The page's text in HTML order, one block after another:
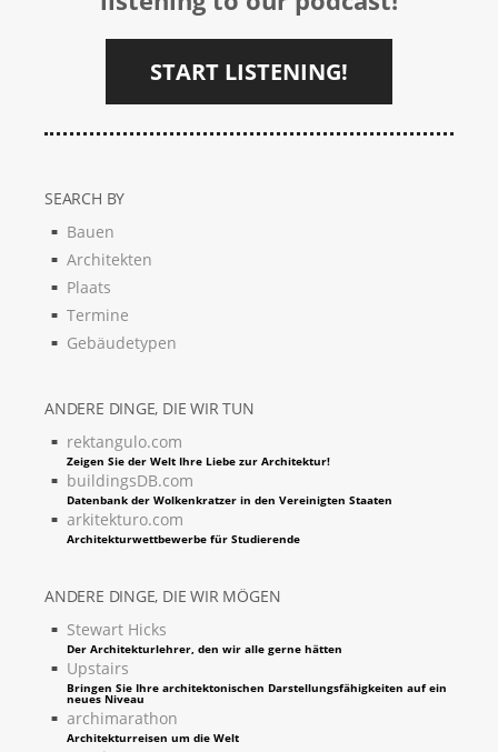
START LISTENING!
SEARCH BY
Bauen
Architekten
Plaats
Termine
Gebäudetypen
ANDERE DINGE, DIE WIR TUN
rektangulo.com
Zeigen Sie der Welt Ihre Liebe zur Architektur!
buildingsDB.com
Datenbank der Wolkenkratzer in den Vereinigten Staaten
arkitekturo.com
Architekturwettbewerbe für Studierende
ANDERE DINGE, DIE WIR MÖGEN
Stewart Hicks
Der Architekturlehrer, den wir alle gerne hätten
Upstairs
Bringen Sie Ihre architektonischen Darstellungsfähigkeiten auf ein
neues Niveau
archimarathon
Architekturreisen um die Welt